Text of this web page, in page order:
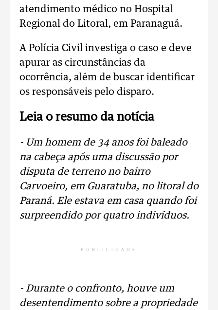
atendimento médico no Hospital
Regional do Litoral, em Paranaguá.
A Polícia Civil investiga o caso e deve
apurar as circunstâncias da
ocorrência, além de buscar identificar
os responsáveis pelo disparo.
Leia o resumo da notícia
- Um homem de 34 anos foi baleado
na cabeça após uma discussão por
disputa de terreno no bairro
Carvoeiro, em Guaratuba, no litoral do
Paraná. Ele estava em casa quando foi
surpreendido por quatro indivíduos.
PUBLICIDADE
- Durante o confronto, houve um
desentendimento sobre a propriedade